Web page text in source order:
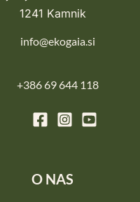
1241 Kamnik
info@ekogaia.si
+386 69 644 118
O NAS